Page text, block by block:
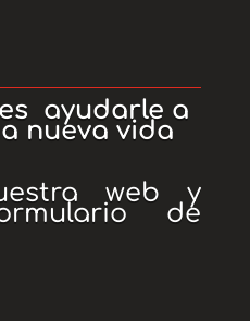
ayudarle a
nueva vida
web y
de